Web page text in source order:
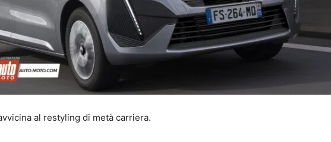
al restyling di metà carriera.